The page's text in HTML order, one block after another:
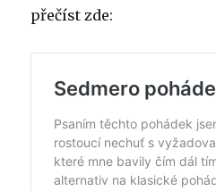
přečíst zde: